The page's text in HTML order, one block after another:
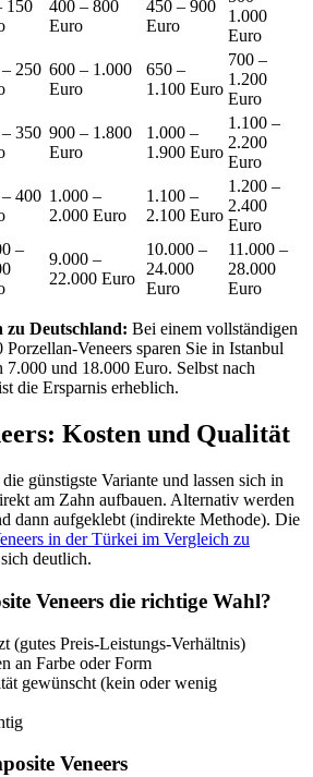
150
400 – 800
Euro
450 – 900
Euro
1.000
Euro
250 600 – 1.000
Euro
650 –
1.100 Euro
700 –
1.200
Euro
350 900 – 1.800
Euro
1.000 –
1.900 Euro
1.100 –
2.200
Euro
400 1.000 –
2.000 Euro
1.100 –
2.100 Euro
1.200 –
2.400
Euro
–
9.000 –
22.000 Euro
10.000 –
24.000
Euro
11.000 –
28.000
Euro
zu Deutschland: Bei einem vollständigen
Veneers sparen Sie in Istanbul
7.000 und 18.000 Euro. Selbst nach
die Ersparnis erheblich.
Kosten und Qualität
günstigste Variante und lassen sich in
am Zahn aufbauen. Alternativ werden
dann aufgeklebt (indirekte Methode). Die
in der Türkei im Vergleich zu
deutlich.
Veneers die richtige Wahl?
(gutes Preis-Leistungs-Verhältnis)
an Farbe oder Form
gewünscht (kein oder wenig
Veneers